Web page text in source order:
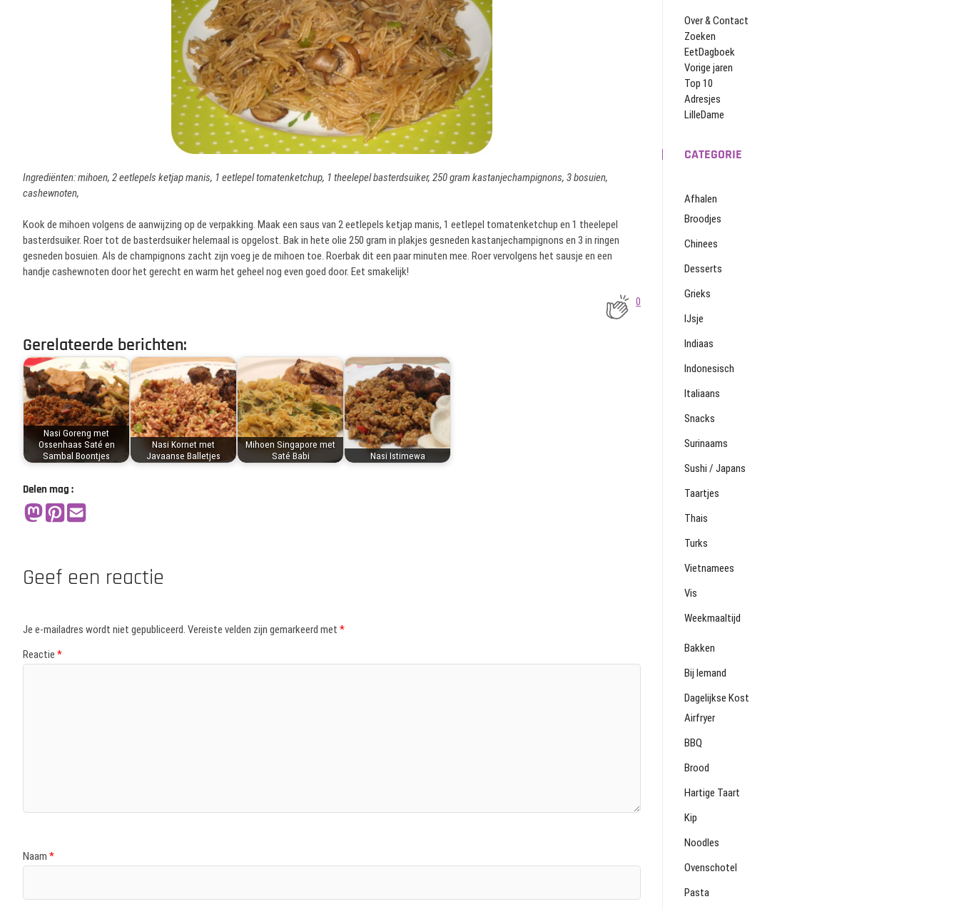
Ingrediënten: mihoen, 2 eetlepels ketjap manis, 1 eetlepel tomatenketchup, 1 theelepel basterdsuiker, 250 gram kastanjechampignons, 3 bosuien,
cashewnoten,
Kook de mihoen volgens de aanwijzing op de verpakking. Maak een saus van 2 eetlepels ketjap manis, 1 eetlepel tomatenketchup en 1 theelepel
basterdsuiker. Roer tot de basterdsuiker helemaal is opgelost. Bak in hete olie 250 gram in plakjes gesneden kastanjechampignons en 3 in ringen
gesneden bosuien. Als de champignons zacht zijn voeg je de mihoen toe. Roerbak dit een paar minuten mee. Roer vervolgens het sausje en een
handje cashewnoten door het gerecht en warm het geheel nog even goed door. Eet smakelijk!
0
Gerelateerde berichten:
Nasi Goreng met
Ossenhaas Saté en
Sambal Boontjes
Nasi Kornet met
Javaanse Balletjes
Mihoen Singapore met
Saté Babi
Nasi Istimewa
Delen mag :
Geef een reactie
Je e-mailadres wordt niet gepubliceerd. Vereiste velden zijn gemarkeerd met *
Reactie *
Naam *
Over & Contact
Zoeken
EetDagboek
Vorige jaren
Top 10
Adresjes
LilleDame
CATEGORIE
Afhalen
Broodjes
Chinees
Desserts
Grieks
IJsje
Indiaas
Indonesisch
Italiaans
Snacks
Surinaams
Sushi / Japans
Taartjes
Thais
Turks
Vietnamees
Vis
Weekmaaltijd
Bakken
Bij Iemand
Dagelijkse Kost
Airfryer
BBQ
Brood
Hartige Taart
Kip
Noodles
Ovenschotel
Pasta